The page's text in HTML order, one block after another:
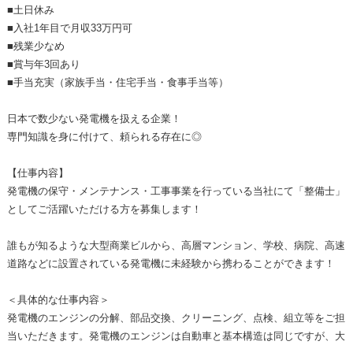
■土日休み
■入社1年目で月収33万円可
■残業少なめ
■賞与年3回あり
■手当充実（家族手当・住宅手当・食事手当等）
日本で数少ない発電機を扱える企業！
専門知識を身に付けて、頼られる存在に◎
【仕事内容】
発電機の保守・メンテナンス・工事事業を行っている当社にて「整備士」
としてご活躍いただける方を募集します！
誰もが知るような大型商業ビルから、高層マンション、学校、病院、高速
道路などに設置されている発電機に未経験から携わることができます！
＜具体的な仕事内容＞
発電機のエンジンの分解、部品交換、クリーニング、点検、組立等をご担
当いただきます。発電機のエンジンは自動車と基本構造は同じですが、大